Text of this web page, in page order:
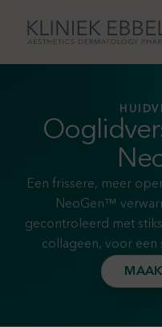
Een frissere, meer
NeoGen™
gecontroleerd met
collageen, voor